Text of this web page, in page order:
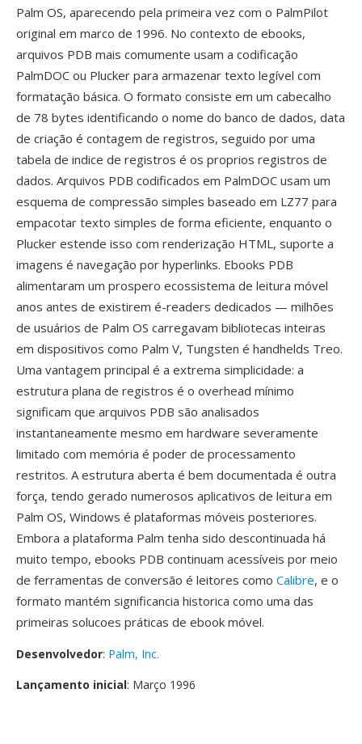
Palm OS, aparecendo pela primeira vez com o PalmPilot
original em marco de 1996. No contexto de ebooks,
arquivos PDB mais comumente usam a codificação
PalmDOC ou Plucker para armazenar texto legível com
formatação básica. O formato consiste em um cabecalho
de 78 bytes identificando o nome do banco de dados, data
de criação é contagem de registros, seguido por uma
tabela de indice de registros é os proprios registros de
dados. Arquivos PDB codificados em PalmDOC usam um
esquema de compressão simples baseado em LZ77 para
empacotar texto simples de forma eficiente, enquanto o
Plucker estende isso com renderização HTML, suporte a
imagens é navegação por hyperlinks. Ebooks PDB
alimentaram um prospero ecossistema de leitura móvel
anos antes de existirem é-readers dedicados — milhões
de usuários de Palm OS carregavam bibliotecas inteiras
em dispositivos como Palm V, Tungsten é handhelds Treo.
Uma vantagem principal é a extrema simplicidade: a
estrutura plana de registros é o overhead mínimo
significam que arquivos PDB são analisados
instantaneamente mesmo em hardware severamente
limitado com memória é poder de processamento
restritos. A estrutura aberta é bem documentada é outra
força, tendo gerado numerosos aplicativos de leitura em
Palm OS, Windows é plataformas móveis posteriores.
Embora a plataforma Palm tenha sido descontinuada há
muito tempo, ebooks PDB continuam acessíveis por meio
de ferramentas de conversão é leitores como Calibre, e o
formato mantém significancia historica como uma das
primeiras solucoes práticas de ebook móvel.
Desenvolvedor: Palm, Inc.
Lançamento inicial: Março 1996